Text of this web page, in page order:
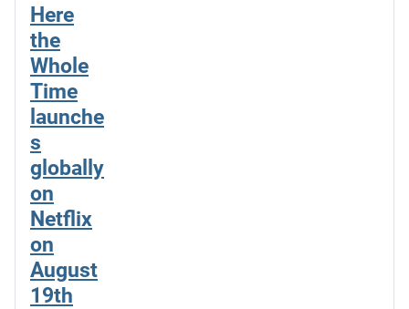
Here
the
Whole
Time
launche
s
globally
on
Netflix
on
August
19th